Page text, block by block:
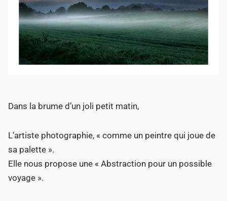
Dans la brume d’un joli petit matin,
L’artiste photographie, « comme un peintre qui joue de
sa palette ».
Elle nous propose une « Abstraction pour un possible
voyage ».